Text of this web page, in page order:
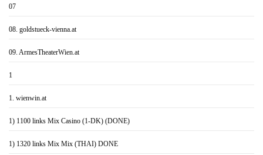
07
08. goldstueck-vienna.at
09. ArmesTheaterWien.at
1
1. wienwin.at
1) 1100 links Mix Casino (1-DK) (DONE)
1) 1320 links Mix Mix (THAI) DONE